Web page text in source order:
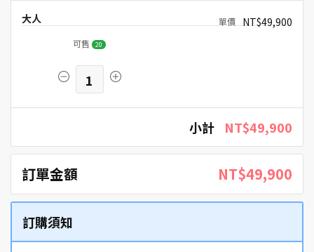
大人 NT$49,900
可售 20
1
小計 NT$49,900
訂單金額 NT$49,900
訂購須知